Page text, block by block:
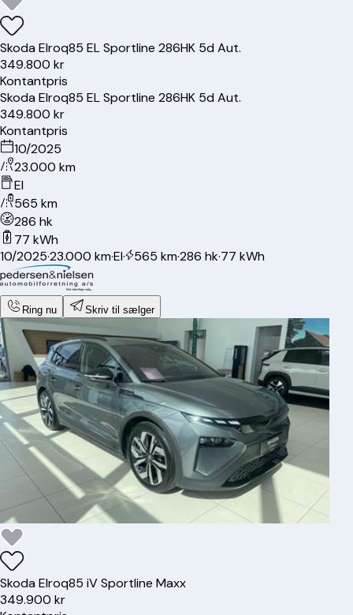
SkodaElroq85 EL Sportline 286HK 5d Aut.
349.800 kr
Kontantpris
SkodaElroq85 EL Sportline 286HK 5d Aut.
349.800 kr
Kontantpris
10/2025
23.000 km
El
565 km
286 hk
77 kWh
10/2025·23.000 km·El· 565 km·286 hk·77 kWh
Ring nu Skriv til sælger
SkodaElroq85 iV Sportline Maxx
349.900 kr